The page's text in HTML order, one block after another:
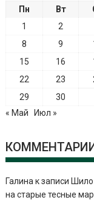
Пн Вт
1
2
8
9
15
16
22
23
29
30
« Май
Июл »
Галина к записи Шило
на старые тесные